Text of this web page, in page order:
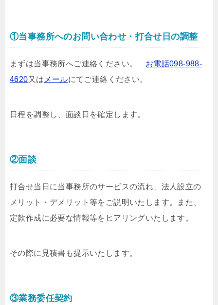
①当事務所へのお問い合わせ・打合せ日の調整
まずは当事務所へご連絡ください。 お電話098-988-
4620又は メールにてご連絡ください。
日程を調整し、面談日を確定します。
②面談
打合せ当日に当事務所のサービスの流れ、法人設立の
メリット・デメリット等をご説明いたします。また、
定款作成に必要な情報等をヒアリングいたします。
その際に見積書も提示いたします。
③業務委任契約